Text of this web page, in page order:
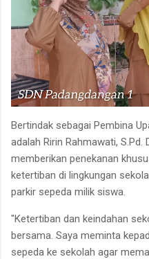
Bertindak sebagai Pembina
adalah Ririn Rahmawati,
memberikan penekanan
ketertiban di lingkungan
parkir sepeda milik siswa.
"Ketertiban dan keindahan
bersama. Saya meminta
sepeda ke sekolah agar